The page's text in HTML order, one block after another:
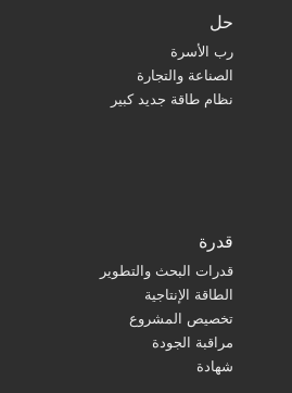
حل
رب الأسرة
الصناعة والتجارة
نظام طاقة جديد كبير
قدرة
قدرات البحث والتطوير
الطاقة الإنتاجية
تخصيص المشروع
مراقبة الجودة
شهادة